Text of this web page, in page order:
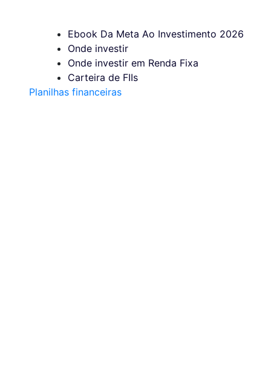
Ebook Da Meta Ao Investimento 2026
Onde investir
Onde investir em Renda Fixa
Carteira de FIIs
Planilhas financeiras